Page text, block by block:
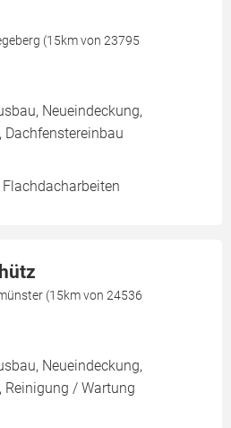
(15km von 23795
Neueindeckung,
(15km von 24536
Neueindeckung,
Reinigung / Wartung